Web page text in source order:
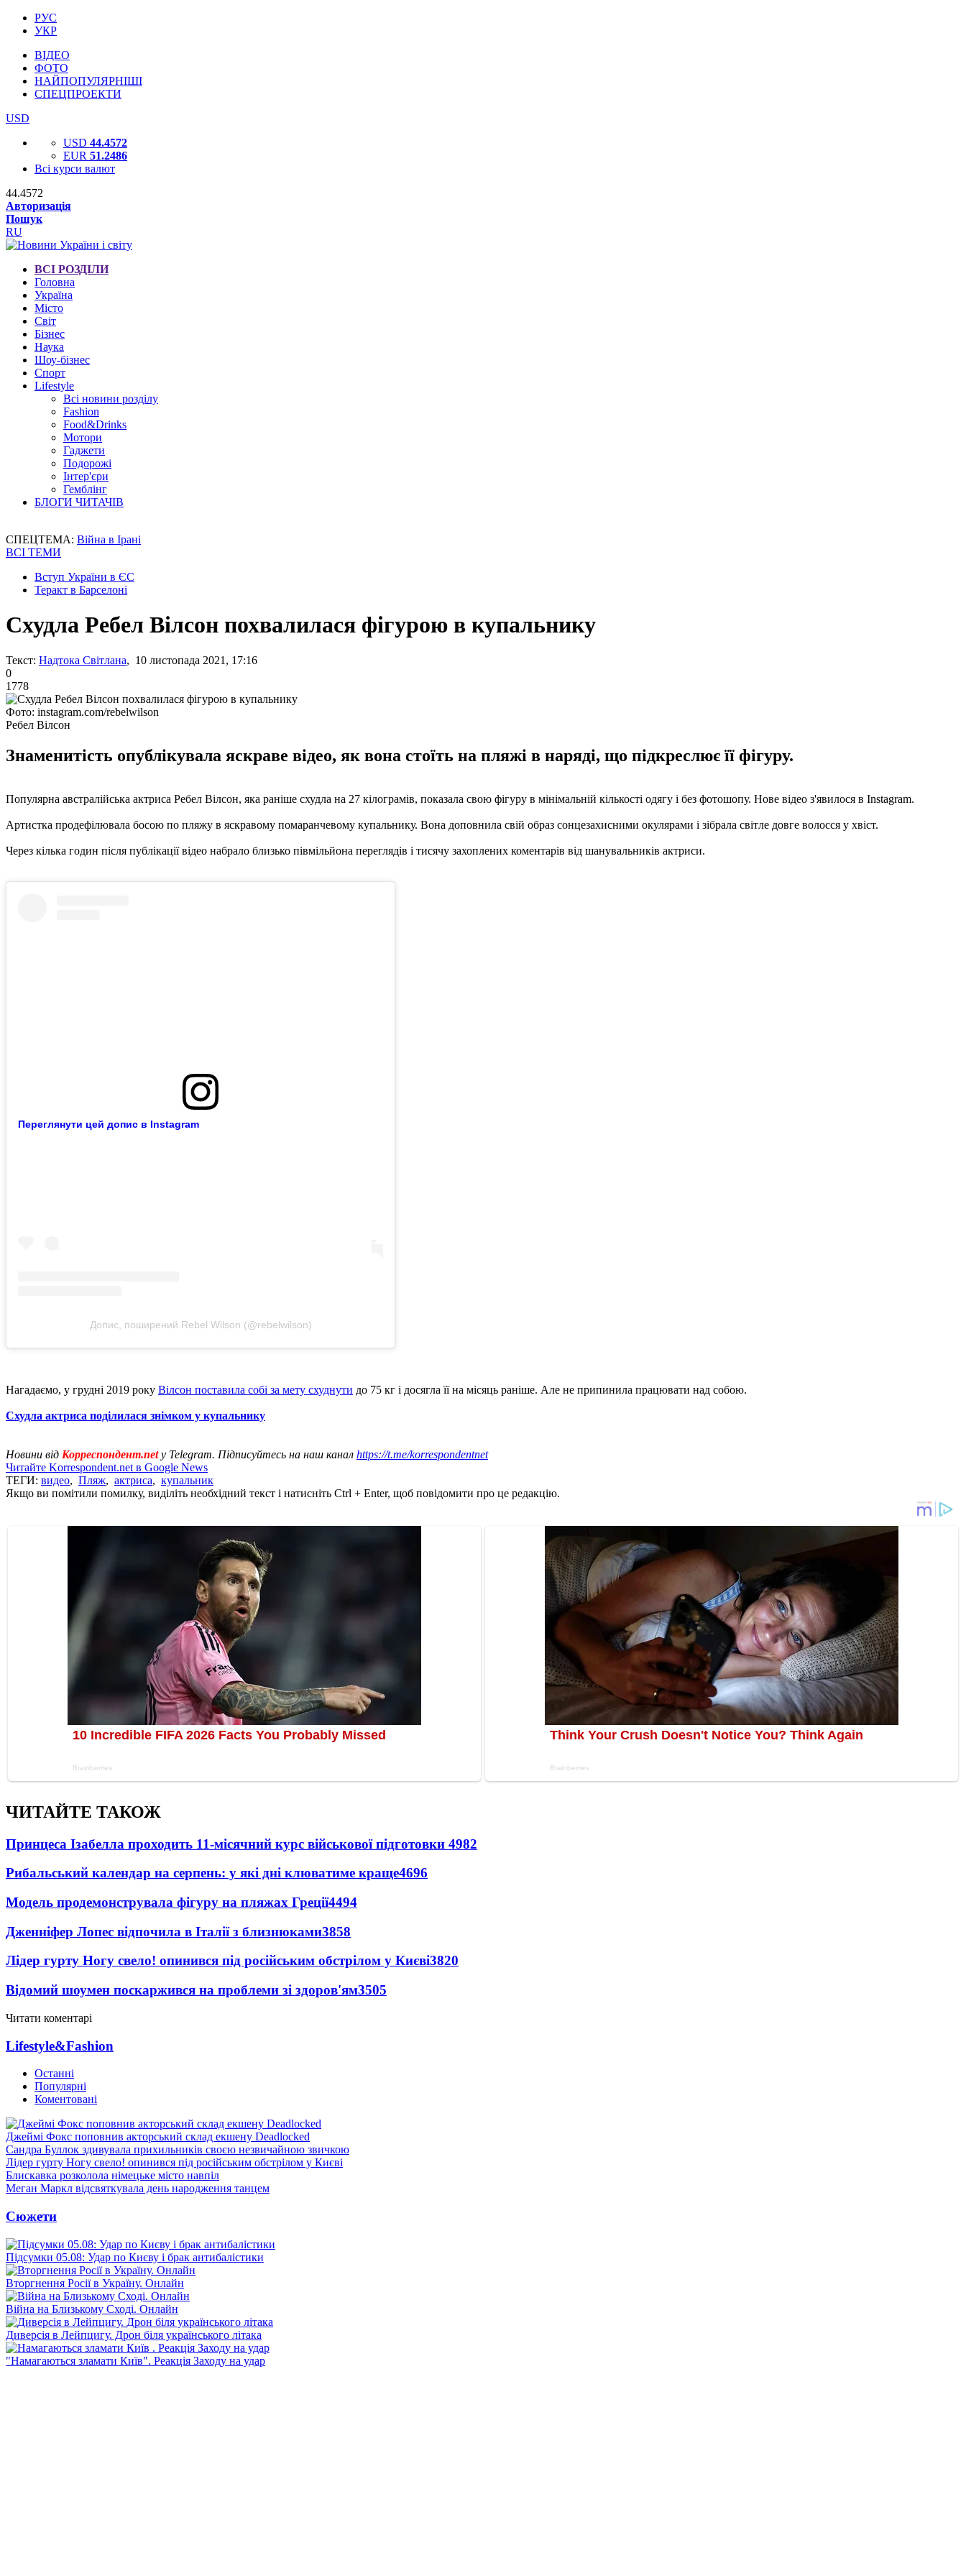
РУС
УКР
ВІДЕО
ФОТО
НАЙПОПУЛЯРНІШІ
СПЕЦПРОЕКТИ
USD
USD 44.4572
EUR 51.2486
Всі курси валют
44.4572
Авторизація
Пошук
RU
ВСІ РОЗДІЛИ
Головна
Україна
Місто
Світ
Бізнес
Наука
Шоу-бізнес
Спорт
Lifestyle
Всі новини розділу
Fashion
Food&Drinks
Мотори
Гаджети
Подорожі
Інтер'єри
Гемблінг
БЛОГИ ЧИТАЧІВ
СПЕЦТЕМА: Війна в Ірані
ВСІ ТЕМИ
Вступ України в ЄС
Теракт в Барселоні
Схудла Ребел Вілсон похвалилася фігурою в купальнику
Текст: Надтока Світлана, 10 листопада 2021, 17:16
0
1778
Фото: instagram.com/rebelwilson
Ребел Вілсон
Знаменитість опублікувала яскраве відео, як вона стоїть на пляжі в наряді, що підкреслює її фігуру.
Популярна австралійська актриса Ребел Вілсон, яка раніше схудла на 27 кілограмів, показала свою фігуру в мінімальній кількості одягу і без фотошопу. Нове відео з'явилося в Instagram.
Артистка продефілювала босою по пляжу в яскравому помаранчевому купальнику. Вона доповнила свій образ сонцезахисними окулярами і зібрала світле довге волосся у хвіст.
Через кілька годин після публікації відео набрало близько півмільйона переглядів і тисячу захоплених коментарів від шанувальників актриси.
Переглянути цей допис в Instagram
Допис, поширений Rebel Wilson (@rebelwilson)
Нагадаємо, у грудні 2019 року Вілсон поставила собі за мету схуднути до 75 кг і досягла її на місяць раніше. Але не припинила працювати над собою.
Схудла актриса поділилася знімком у купальнику
Новини від Корреспондент.netу Telegram. Підписуйтесь на наш канал https://t.me/korrespondentnet
Читайте Korrespondent.net в Google News
ТЕГИ: видео, Пляж, актриса, купальник
Якщо ви помітили помилку, виділіть необхідний текст і натисніть Ctrl + Enter, щоб повідомити про це редакцію.
ЧИТАЙТЕ ТАКОЖ
Принцеса Ізабелла проходить 11-місячний курс військової підготовки 4982
Рибальський календар на серпень: у які дні клюватиме краще4696
Модель продемонструвала фігуру на пляжах Греції4494
Дженніфер Лопес відпочила в Італії з близнюками3858
Лідер гурту Ногу свело! опинився під російським обстрілом у Києві3820
Відомий шоумен поскаржився на проблеми зі здоров'ям3505
Читати коментарі
Lifestyle&Fashion
Останні
Популярні
Коментовані
Джеймі Фокс поповнив акторський склад екшену Deadlocked
Сандра Буллок здивувала прихильників своєю незвичайною звичкою
Лідер гурту Ногу свело! опинився під російським обстрілом у Києві
Блискавка розколола німецьке місто навпіл
Меган Маркл відсвяткувала день народження танцем
Сюжети
Підсумки 05.08: Удар по Києву і брак антибалістики
Вторгнення Росії в Україну. Онлайн
Війна на Близькому Сході. Онлайн
Диверсія в Лейпцигу. Дрон біля українського літака
"Намагаються зламати Київ". Реакція Заходу на удар